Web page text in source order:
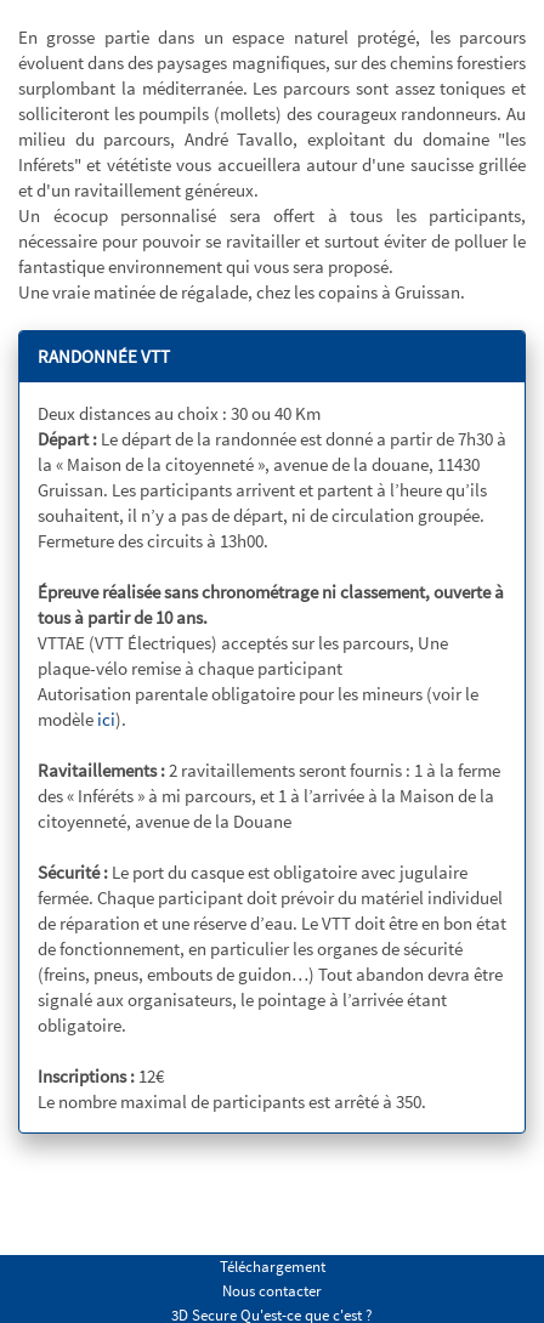
En grosse partie dans un espace naturel protégé, les parcours
évoluent dans des paysages magnifiques, sur des chemins forestiers
surplombant la méditerranée. Les parcours sont assez toniques et
solliciteront les poumpils (mollets) des courageux randonneurs. Au
milieu du parcours, André Tavallo, exploitant du domaine "les
Inférets" et vététiste vous accueillera autour d'une saucisse grillée
et d'un ravitaillement généreux.
Un écocup personnalisé sera offert à tous les participants,
nécessaire pour pouvoir se ravitailler et surtout éviter de polluer le
fantastique environnement qui vous sera proposé.
Une vraie matinée de régalade, chez les copains à Gruissan.
RANDONNÉE VTT
Deux distances au choix : 30 ou 40 Km
Départ : Le départ de la randonnée est donné a partir de 7h30 à
la « Maison de la citoyenneté », avenue de la douane, 11430
Gruissan. Les participants arrivent et partent à l’heure qu’ils
souhaitent, il n’y a pas de départ, ni de circulation groupée.
Fermeture des circuits à 13h00.
Épreuve réalisée sans chronométrage ni classement, ouverte à
tous à partir de 10 ans.
VTTAE (VTT Électriques) acceptés sur les parcours, Une
plaque-vélo remise à chaque participant
Autorisation parentale obligatoire pour les mineurs (voir le
modèle ici).
Ravitaillements :2 ravitaillements seront fournis : 1 à la ferme
des « Inféréts » à mi parcours, et 1 à l’arrivée à la Maison de la
citoyenneté, avenue de la Douane
Sécurité : Le port du casque est obligatoire avec jugulaire
fermée. Chaque participant doit prévoir du matériel individuel
de réparation et une réserve d’eau. Le VTT doit être en bon état
de fonctionnement, en particulier les organes de sécurité
(freins, pneus, embouts de guidon…) Tout abandon devra être
signalé aux organisateurs, le pointage à l’arrivée étant
obligatoire.
Inscriptions : 12€
Le nombre maximal de participants est arrêté à 350.
Téléchargement
Nous contacter
3D Secure Qu'est-ce que c'est ?